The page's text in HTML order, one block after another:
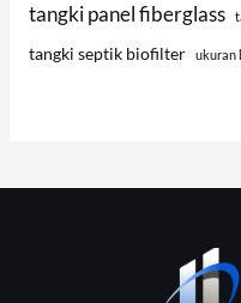
tangki panel fiberglass
tangki septik biofilter ukuran